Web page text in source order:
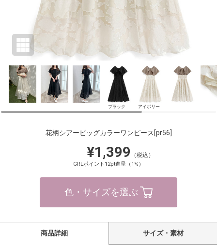
ブラック アイボリー
花柄シアービッグカラーワンピース [pr56]
¥1,399 （税込）
GRLポイント12pt進呈（1%）
色・サイズを選ぶ
商品詳細 サイズ・素材